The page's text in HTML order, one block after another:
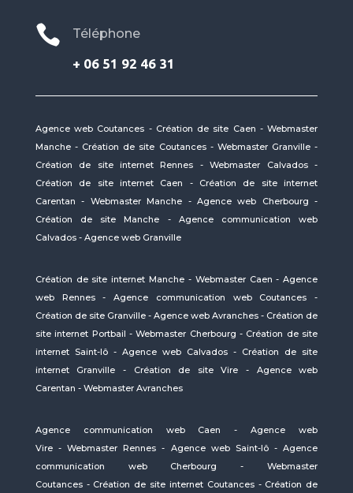

Téléphone
+ 06 51 92 46 31
Agence web Coutances - Création de site Caen -Webmaster
Manche- Création de site Coutances- Webmaster Granville -
Création de site internet Rennes -Webmaster Calvados-
Création de site internet Caen - Création de site internet
Carentan - Webmaster Manche - Agence web Cherbourg -
Création de site Manche - Agence communication web
Calvados- Agence web Granville
Création de site internet Manche - Webmaster Caen -Agence
web Rennes-Agence communication web Coutances -
Création de site Granville- Agence web Avranches - Création de
site internet Portbail -Webmaster Cherbourg - Création de site
internet Saint-lô- Agence web Calvados - Création de site
internet Granville - Création de site Vire - Agence web
Carentan - Webmaster Avranches
Agence communication web Caen-Agence web
Vire-Webmaster Rennes - Agence web Saint-lô-Agence
communication web Cherbourg-Webmaster
Coutances- Création de site internet Coutances- Création de